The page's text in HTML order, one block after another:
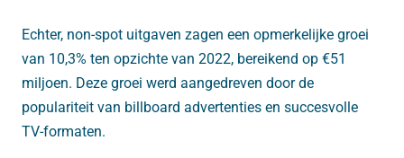
Echter, non-spot uitgaven zagen een opmerkelijke groei
van 10,3% ten opzichte van 2022, bereikend op €51
miljoen. Deze groei werd aangedreven door de
populariteit van billboard advertenties en succesvolle
TV-formaten.